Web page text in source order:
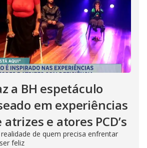
a BH espetáculo
em experiências
e atores PCD’s
de quem precisa enfrentar
feliz